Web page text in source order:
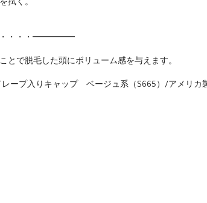
・・・・━━━━━
で脱毛した頭にボリューム感を与えます。
レープ入りキャップ ベージュ系（S665）/アメリカ